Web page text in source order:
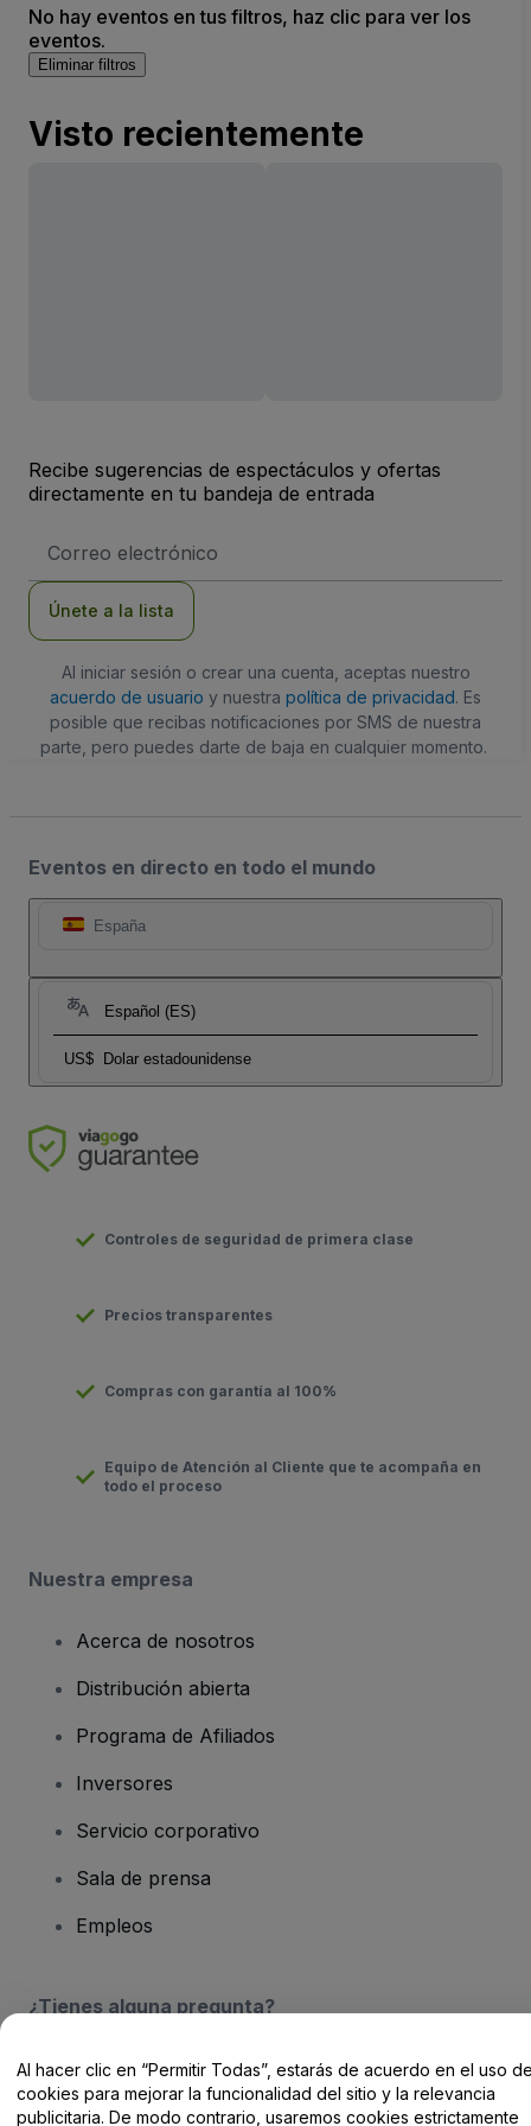
No hay eventos en tus filtros, haz clic para ver los
eventos.
Eliminar filtros
Visto recientemente
Recibe sugerencias de espectáculos y ofertas
directamente en tu bandeja de entrada
de
Únete a la lista
Al iniciar sesión o crear una cuenta, aceptas nuestro
acuerdo de usuario y nuestra política de privacidad. Es
posible que recibas notificaciones por SMS de nuestra
parte, pero puedes darte de baja en cualquier momento.
Eventos en directo en todo el mundo
España
Español (ES)
US$ Dolar estadounidense
Controles de seguridad de primera clase
Precios transparentes
Compras con garantía al 100%
Equipo de Atención al Cliente que te acompaña en
todo el proceso
Nuestra empresa
Acerca de nosotros
Distribución abierta
Programa de Afiliados
Inversores
Servicio corporativo
Sala de prensa
Empleos
¿Tienes alguna pregunta?
Centro de Ayuda / Contacto
Al hacer clic en “Permitir Todas”, estarás de acuerdo en el uso
cookies para mejorar la funcionalidad del sitio y la relevancia
publicitaria. De modo contrario, usaremos cookies estrictamente